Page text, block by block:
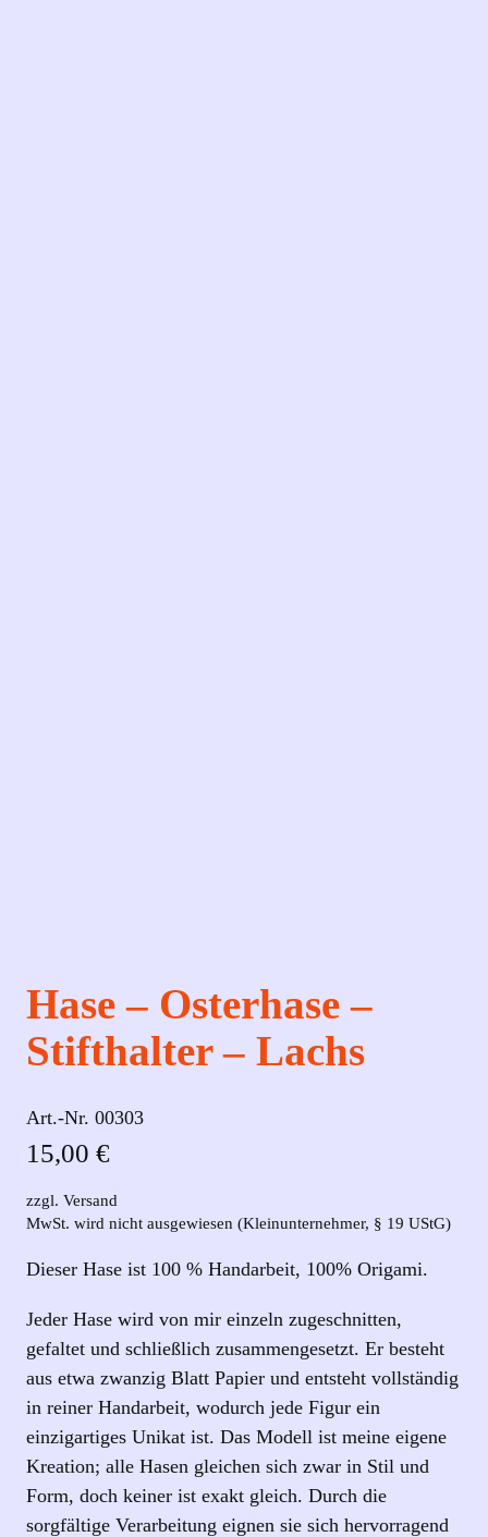
Hase – Osterhase –
Stifthalter – Lachs
Art.-Nr. 00303
15,00 €
zzgl. Versand
MwSt. wird nicht ausgewiesen (Kleinunternehmer, § 19 UStG)
Dieser Hase ist 100 % Handarbeit, 100% Origami.
Jeder Hase wird von mir einzeln zugeschnitten,
gefaltet und schließlich zusammengesetzt. Er besteht
aus etwa zwanzig Blatt Papier und entsteht vollständig
in reiner Handarbeit, wodurch jede Figur ein
einzigartiges Unikat ist. Das Modell ist meine eigene
Kreation; alle Hasen gleichen sich zwar in Stil und
Form, doch keiner ist exakt gleich. Durch die
sorgfältige Verarbeitung eignen sie sich hervorragend